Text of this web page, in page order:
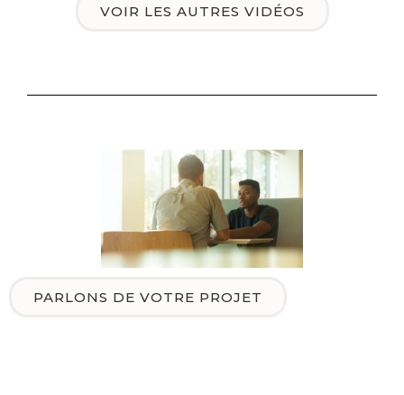
VOIR LES AUTRES VIDÉOS
PARLONS DE VOTRE PROJET